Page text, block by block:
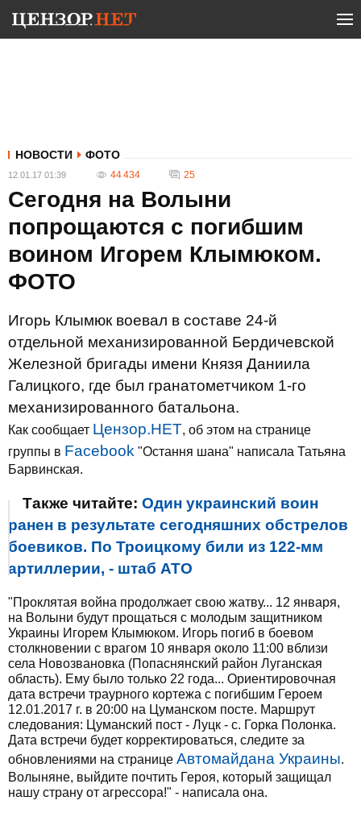
НОВОСТИ ФОТО
12.01.17 01:39 44 434 25
Сегодня на Волыни
попрощаются с погибшим
воином Игорем Клымюком.
ФОТО
Игорь Клымюк воевал в составе 24-й
отдельной механизированной Бердичевской
Железной бригады имени Князя Даниила
Галицкого, где был гранатометчиком 1-го
механизированного батальона.
Как сообщает Цензор.НЕТ, об этом на странице
группы в Facebook "Остання шана" написала Татьяна
Барвинская.
Также читайте: Один украинский воин
ранен в результате сегодняшних обстрелов
боевиков. По Троицкому били из 122-мм
артиллерии, - штаб АТО
"Проклятая война продолжает свою жатву... 12 января,
на Волыни будут прощаться с молодым защитником
Украины Игорем Клымюком. Игорь погиб в боевом
столкновении с врагом 10 января около 11:00 вблизи
села Новозвановка (Попаснянский район Луганская
область). Ему было только 22 года... Ориентировочная
дата встречи траурного кортежа с погибшим Героем
12.01.2017 г. в 20:00 на Цуманском посте. Маршрут
следования: Цуманский пост - Луцк - с. Горка Полонка.
Дата встречи будет корректироваться, следите за
обновлениями на странице Автомайдана Украины.
Волыняне, выйдите почтить Героя, который защищал
нашу страну от агрессора!" - написала она.